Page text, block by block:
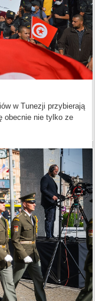
w Tunezji przybierają
obecnie nie tylko ze